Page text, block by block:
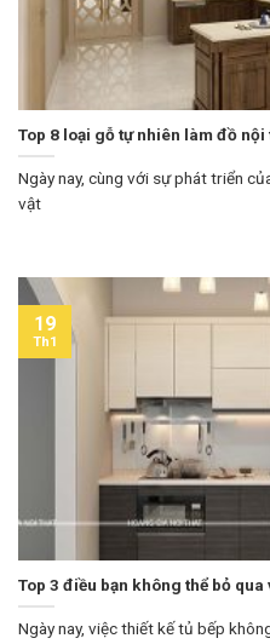
Top 8 loại gỗ tự nhiên làm đồ
Ngày nay, cùng với sự phát triển
vật
Top 3 điều bạn không thể bỏ
Ngày nay, việc thiết kế tủ bếp
19
Th1